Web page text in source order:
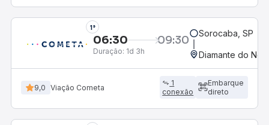
1°
06:30 09:30
Duração: 1d 3h
Sorocaba, SP
Diamante do
9,0 Viação Cometa
1
conexão
Embarque
direto